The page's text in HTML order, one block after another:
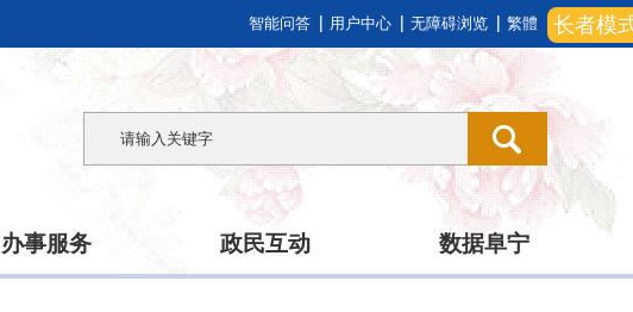
长者模
智能问答 用户中心 无障碍浏览 繁體
办事服务 政民互动 数据阜宁